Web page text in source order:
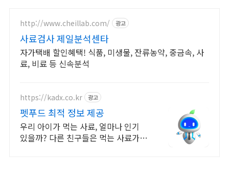
http://www.cheillab.com/ 광고
사료검사 제일분석센타
자가택배 할인혜택! 식품, 미생물, 잔류농약, 중금속, 사
료, 비료 등 신속분석
https://kadx.co.kr 광고
펫푸드 최적 정보 제공
우리 아이가 먹는 사료, 얼마나 인기
있을까? 다른 친구들은 먹는 사료가